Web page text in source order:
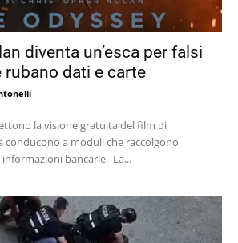
diventa un’esca per falsi
rubano dati e carte
la visione gratuita del film di
conducono a moduli che raccolgono
credenziali personali e informazioni bancarie. La...